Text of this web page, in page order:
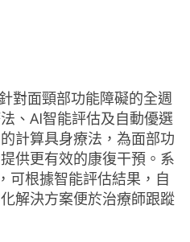
對面頸部功能障礙的全週
、AI智能評估及自動優選
計算具身療法，為面部功
供更有效的康復干預。系
可根據智能評估結果，自
解決方案便於治療師跟蹤